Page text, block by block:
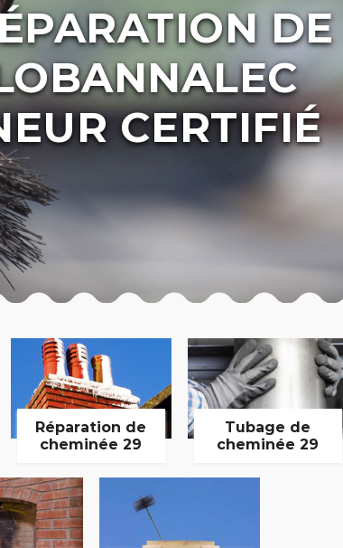
DE
CERTIFIÉ
Réparation de
cheminée 29
Tubage de
cheminée 29